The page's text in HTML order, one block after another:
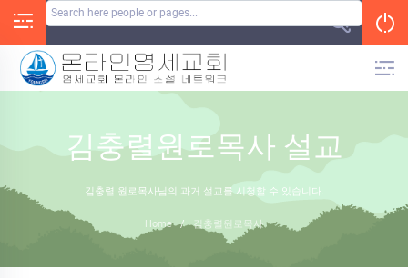
김충렬원로목사 설교
김충렬 원로목사님의 과거 설교를 시청할 수 있습니다.
Home / 김충렬원로목사